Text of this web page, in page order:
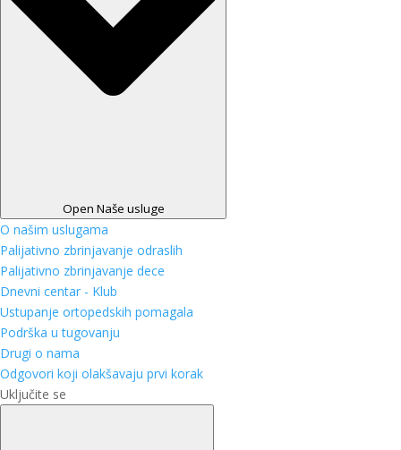
Open Naše usluge
O našim uslugama
Palijativno zbrinjavanje odraslih
Palijativno zbrinjavanje dece
Dnevni centar - Klub
Ustupanje ortopedskih pomagala
Podrška u tugovanju
Drugi o nama
Odgovori koji olakšavaju prvi korak
Uključite se